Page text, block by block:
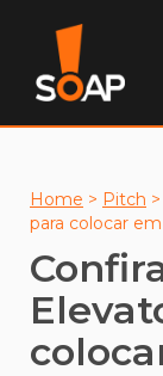
Home > Pitch >
para colocar